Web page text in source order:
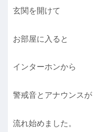
玄関を開けて
お部屋に入ると
インターホンから
警戒音とアナウンスが
流れ始めました。